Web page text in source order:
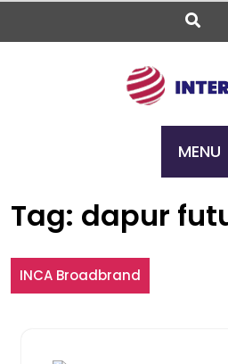
Skip
content
MENU
Tag: dapur
INCA Broadbrand